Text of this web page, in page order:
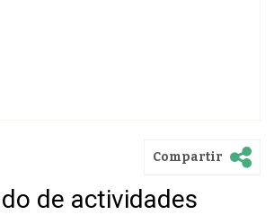
Compartir
de actividades